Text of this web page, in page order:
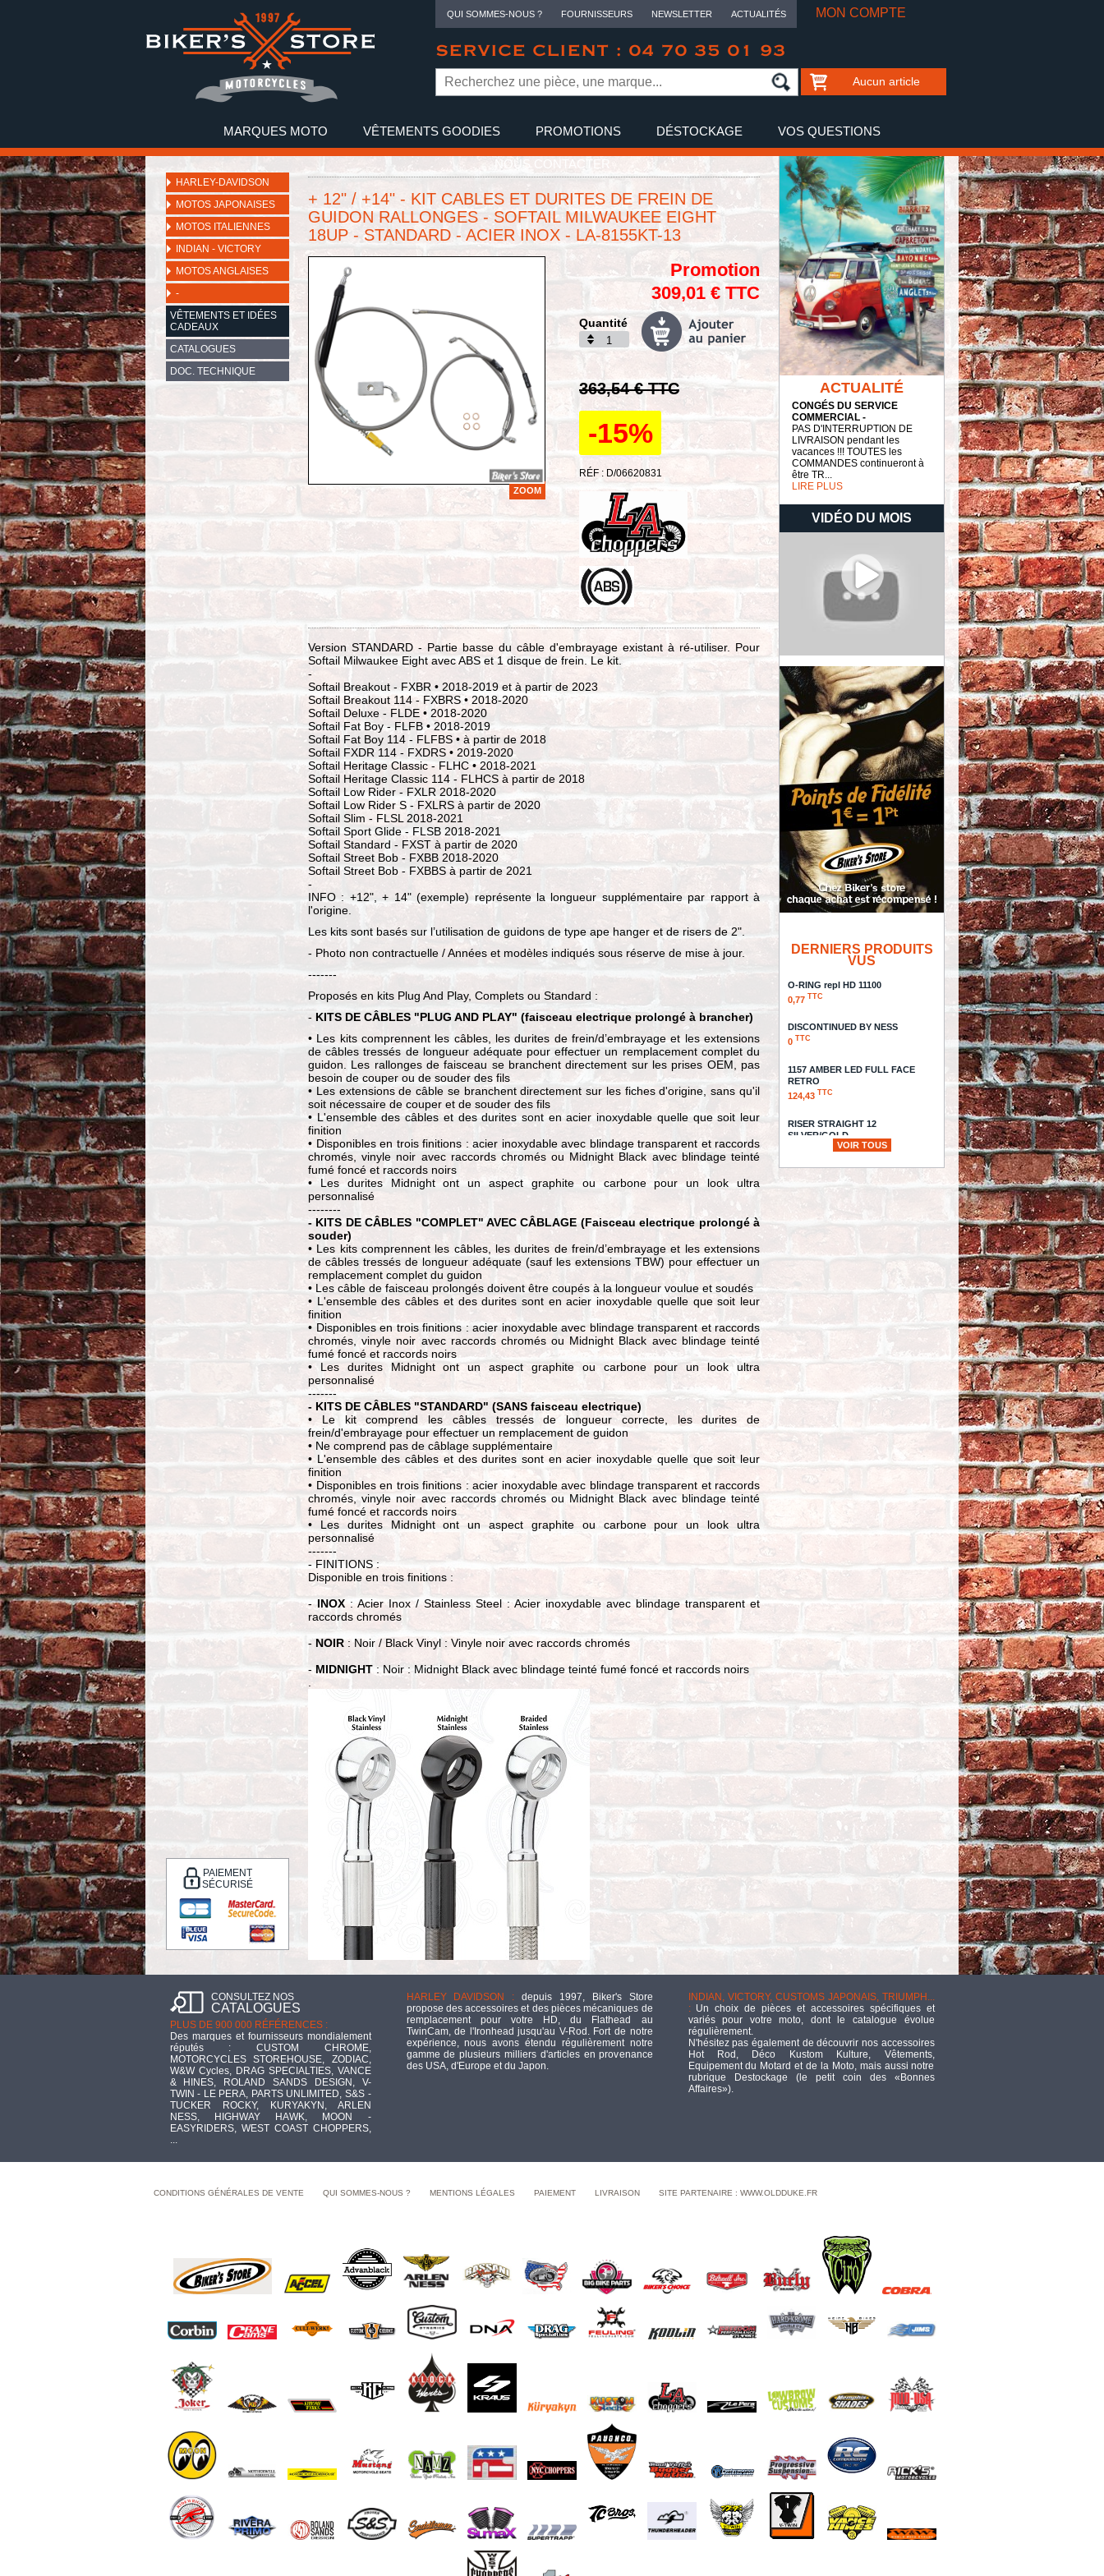
QUI SOMMES-NOUS ? FOURNISSEURS NEWSLETTER ACTUALITÉS MON COMPTE
SERVICE CLIENT : 04 70 35 01 93
Aucun article
MARQUES MOTO VÊTEMENTS GOODIES PROMOTIONS DÉSTOCKAGE VOS QUESTIONS
NOUS CONTACTER
HARLEY-DAVIDSON
MOTOS JAPONAISES
MOTOS ITALIENNES
INDIAN - VICTORY
MOTOS ANGLAISES
-
VÊTEMENTS ET IDÉES
CADEAUX
CATALOGUES
DOC. TECHNIQUE
PAIEMENT
SÉCURISÉ
+ 12" / +14" - KIT CABLES ET DURITES DE FREIN DE
GUIDON RALLONGES - SOFTAIL MILWAUKEE EIGHT
18UP - STANDARD - ACIER INOX - LA-8155KT-13
ZOOM
Promotion
309,01 € TTC
Quantité
363,54 € TTC
-15%
RÉF : D/06620831
Version STANDARD - Partie basse du câble d'embrayage existant à ré-utiliser. Pour
Softail Milwaukee Eight avec ABS et 1 disque de frein. Le kit.
-
Softail Breakout - FXBR • 2018-2019 et à partir de 2023
Softail Breakout 114 - FXBRS • 2018-2020
Softail Deluxe - FLDE • 2018-2020
Softail Fat Boy - FLFB • 2018-2019
Softail Fat Boy 114 - FLFBS • à partir de 2018
Softail FXDR 114 - FXDRS • 2019-2020
Softail Heritage Classic - FLHC • 2018-2021
Softail Heritage Classic 114 - FLHCS à partir de 2018
Softail Low Rider - FXLR 2018-2020
Softail Low Rider S - FXLRS à partir de 2020
Softail Slim - FLSL 2018-2021
Softail Sport Glide - FLSB 2018-2021
Softail Standard - FXST à partir de 2020
Softail Street Bob - FXBB 2018-2020
Softail Street Bob - FXBBS à partir de 2021
-
INFO : +12", + 14" (exemple) représente la longueur supplémentaire par rapport à
l'origine.
Les kits sont basés sur l’utilisation de guidons de type ape hanger et de risers de 2".
- Photo non contractuelle / Années et modèles indiqués sous réserve de mise à jour.
-------
Proposés en kits Plug And Play, Complets ou Standard :
- KITS DE CÂBLES "PLUG AND PLAY" (faisceau electrique prolongé à brancher)
• Les kits comprennent les câbles, les durites de frein/d’embrayage et les extensions
de câbles tressés de longueur adéquate pour effectuer un remplacement complet du
guidon. Les rallonges de faisceau se branchent directement sur les prises OEM, pas
besoin de couper ou de souder des fils
• Les extensions de câble se branchent directement sur les fiches d'origine, sans qu'il
soit nécessaire de couper et de souder des fils
• L'ensemble des câbles et des durites sont en acier inoxydable quelle que soit leur
finition
• Disponibles en trois finitions : acier inoxydable avec blindage transparent et raccords
chromés, vinyle noir avec raccords chromés ou Midnight Black avec blindage teinté
fumé foncé et raccords noirs
• Les durites Midnight ont un aspect graphite ou carbone pour un look ultra
personnalisé
--------
- KITS DE CÂBLES "COMPLET" AVEC CÂBLAGE (Faisceau electrique prolongé à
souder)
• Les kits comprennent les câbles, les durites de frein/d’embrayage et les extensions
de câbles tressés de longueur adéquate (sauf les extensions TBW) pour effectuer un
remplacement complet du guidon
• Les câble de faisceau prolongés doivent être coupés à la longueur voulue et soudés
• L'ensemble des câbles et des durites sont en acier inoxydable quelle que soit leur
finition
• Disponibles en trois finitions : acier inoxydable avec blindage transparent et raccords
chromés, vinyle noir avec raccords chromés ou Midnight Black avec blindage teinté
fumé foncé et raccords noirs
• Les durites Midnight ont un aspect graphite ou carbone pour un look ultra
personnalisé
-------
- KITS DE CÂBLES "STANDARD" (SANS faisceau electrique)
• Le kit comprend les câbles tressés de longueur correcte, les durites de
frein/d'embrayage pour effectuer un remplacement de guidon
• Ne comprend pas de câblage supplémentaire
• L'ensemble des câbles et des durites sont en acier inoxydable quelle que soit leur
finition
• Disponibles en trois finitions : acier inoxydable avec blindage transparent et raccords
chromés, vinyle noir avec raccords chromés ou Midnight Black avec blindage teinté
fumé foncé et raccords noirs
• Les durites Midnight ont un aspect graphite ou carbone pour un look ultra
personnalisé
-------
- FINITIONS :
Disponible en trois finitions :
-INOX : Acier Inox / Stainless Steel : Acier inoxydable avec blindage transparent et
raccords chromés
- NOIR : Noir / Black Vinyl : Vinyle noir avec raccords chromés
- MIDNIGHT : Noir : Midnight Black avec blindage teinté fumé foncé et raccords noirs
ACTUALITÉ
CONGÉS DU SERVICE
COMMERCIAL -
PAS D'INTERRUPTION DE
LIVRAISON pendant les
vacances !!! TOUTES les
COMMANDES continueront à
être TR...
LIRE PLUS
VIDÉO DU MOIS
DERNIERS PRODUITS
VUS
O-RING repl HD 11100
0,77 TTC
DISCONTINUED BY NESS
0 TTC
1157 AMBER LED FULL FACE
RETRO
124,43 TTC
RISER STRAIGHT 12
SILVER/GOLD
ECLATE N - PIECE N°
TOURING 99/13 /
PERFORMANCE - HARD CHROME
Footboards
ECLATE I - PIECE N°
36 - ARBRE A CAMES
- BT84/99 EVOLUTION
228,59
VIS TETE BOMBEE
28,13
SELLE SADDLEMEN -
831,88
DISQUE DE FREIN -
OEM - MOTO MASTER
- HALO SERIE - FIXE - 110525
VOIR TOUS
CONSULTEZ NOS
CATALOGUES
PLUS DE 900 000 RÉFÉRENCES :
Des marques et fournisseurs mondialement
réputés : CUSTOM CHROME,
MOTORCYCLES STOREHOUSE, ZODIAC,
W&W Cycles, DRAG SPECIALTIES, VANCE
& HINES, ROLAND SANDS DESIGN, V-
TWIN - LE PERA, PARTS UNLIMITED, S&S -
TUCKER ROCKY, KURYAKYN, ARLEN
NESS, HIGHWAY HAWK, MOON -
EASYRIDERS, WEST COAST CHOPPERS,
...
HARLEY DAVIDSON : depuis 1997, Biker's Store
propose des accessoires et des pièces mécaniques de
remplacement pour votre HD, du Flathead au
TwinCam, de l'Ironhead jusqu'au V-Rod. Fort de notre
expérience, nous avons étendu régulièrement notre
gamme de plusieurs milliers d'articles en provenance
des USA, d'Europe et du Japon.
INDIAN, VICTORY, CUSTOMS JAPONAIS, TRIUMPH...
:Un choix de pièces et accessoires spécifiques et
variés pour votre moto, dont le catalogue évolue
régulièrement.
N'hésitez pas également de découvrir nos accessoires
Hot Rod, Déco Kustom Kulture, Vêtements,
Equipement du Motard et de la Moto, mais aussi notre
rubrique Destockage (le petit coin des «Bonnes
Affaires»).
CONDITIONS GÉNÉRALES DE VENTE QUI SOMMES-NOUS ? MENTIONS LÉGALES PAIEMENT LIVRAISON SITE PARTENAIRE : WWW.OLDDUKE.FR